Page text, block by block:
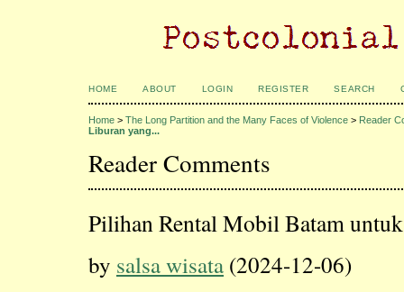
HOME ABOUT LOGIN REGISTER SEARCH
Home > The Long Partition and the Many Faces of Violence > Reader
Liburan yang...
Reader Comments
Pilihan Rental Mobil Batam
by salsa wisata (2024-12-06)